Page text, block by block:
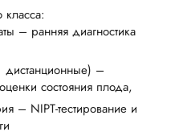
– ранняя диагностика
дистанционные) –
состояния плода,
– NIPT-тестирование и